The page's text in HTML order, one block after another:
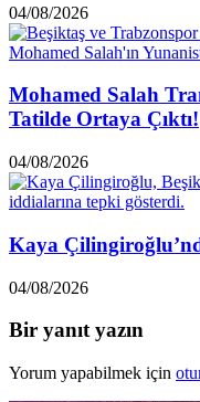
04/08/2026
Mohamed Salah
Tatilde Ortaya Çıktı!
04/08/2026
Kaya
04/08/2026
Bir yanıt yazın
Yorum yapabilmek için